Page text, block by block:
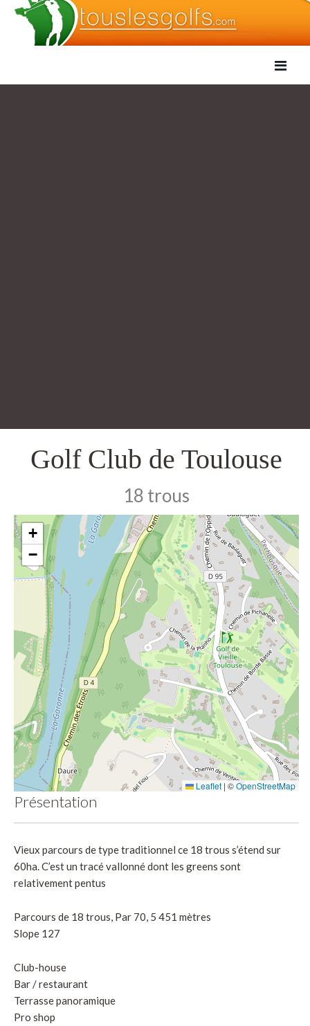
Golf Club de Toulouse
18 trous
+
−
Leaflet | ©OpenStreetMap
Présentation
Vieux parcours de type traditionnel ce 18 trous s’étend sur
60ha. C’est un tracé vallonné dont les greens sont
relativement pentus
Parcours de 18 trous, Par 70, 5 451 mètres
Slope 127
Club-house
Bar / restaurant
Terrasse panoramique
Pro shop